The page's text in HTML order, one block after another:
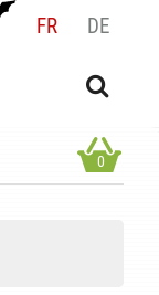
FR DE
OK
0